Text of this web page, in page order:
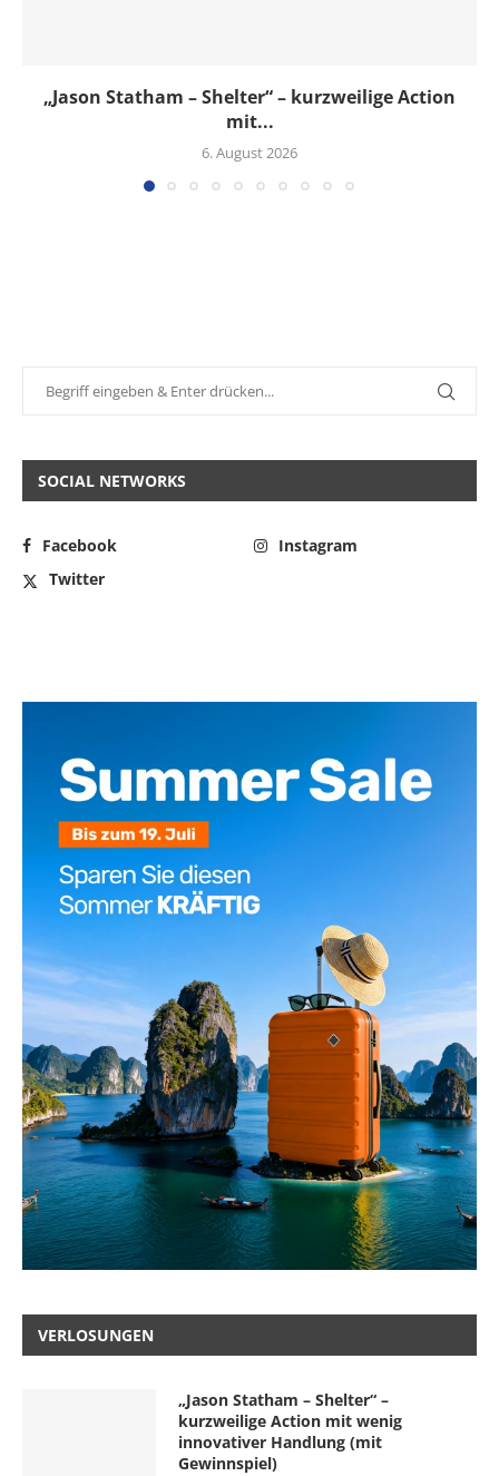
„Jason Statham – Shelter“ – kurzweilige Action
mit...
6. August 2026
SOCIAL NETWORKS
Facebook
Instagram
Twitter
VERLOSUNGEN
„Jason Statham – Shelter“ –
kurzweilige Action mit wenig
innovativer Handlung (mit
Gewinnspiel)